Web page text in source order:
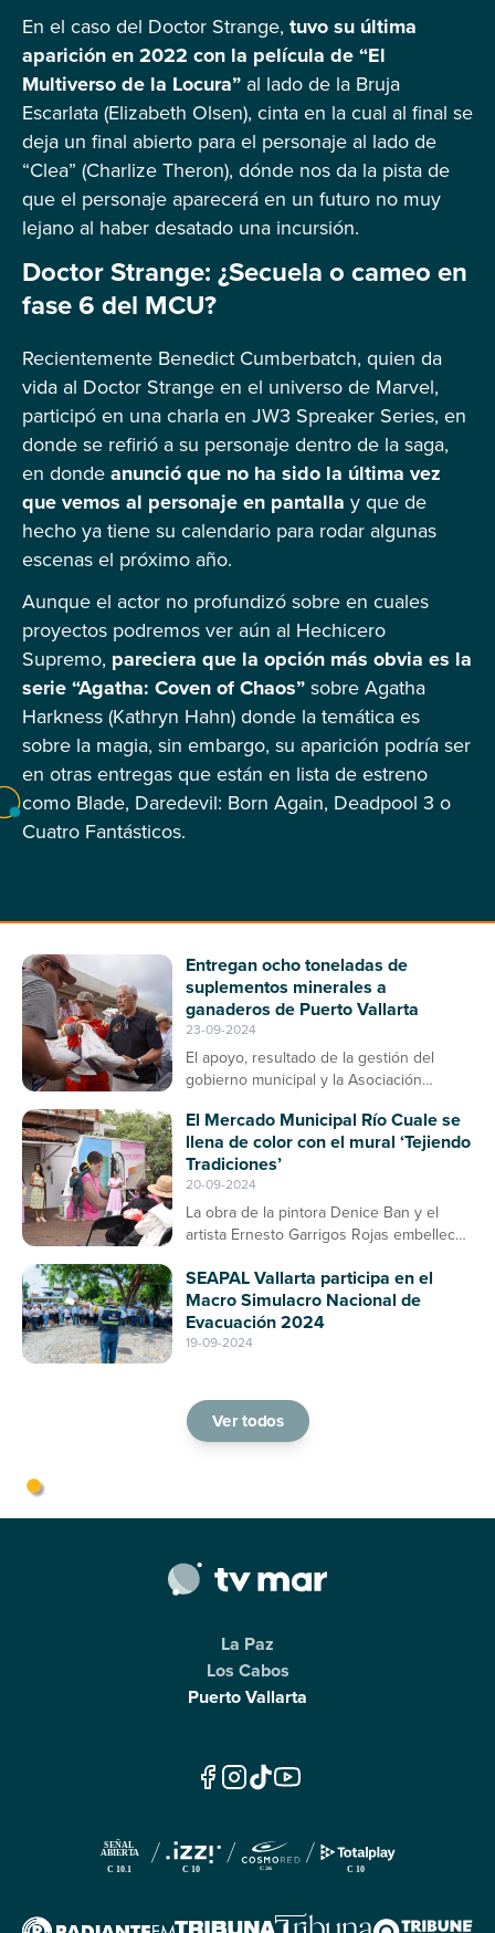
En el caso del Doctor Strange, tuvo su última
aparición en 2022 con la película de “El
Multiverso de la Locura” al lado de la Bruja
Escarlata (Elizabeth Olsen), cinta en la cual al final se
deja un final abierto para el personaje al lado de
“Clea” (Charlize Theron), dónde nos da la pista de
que el personaje aparecerá en un futuro no muy
lejano al haber desatado una incursión.
Doctor Strange: ¿Secuela o cameo en
fase 6 del MCU?
Recientemente Benedict Cumberbatch, quien da
vida al Doctor Strange en el universo de Marvel,
participó en una charla en JW3 Spreaker Series, en
donde se refirió a su personaje dentro de la saga,
en dondeanunció que no ha sido la última vez
que vemos al personaje en pantalla y que de
hecho ya tiene su calendario para rodar algunas
escenas el próximo año.
Aunque el actor no profundizó sobre en cuales
proyectos podremos ver aún al Hechicero
Supremo, pareciera que la opción más obvia es la
serie “Agatha: Coven of Chaos”sobre Agatha
Harkness (Kathryn Hahn) donde la temática es
sobre la magia, sin embargo, su aparición podría ser
en otras entregas que están en lista de estreno
como Blade, Daredevil: Born Again, Deadpool 3 o
Cuatro Fantásticos.
Entregan ocho toneladas de
suplementos minerales a
ganaderos de Puerto Vallarta
23-09-2024
El apoyo, resultado de la gestión del
gobierno municipal y la Asociación
enfermedades en el ganado bovino
El Mercado Municipal Río Cuale se
llena de color con el mural ‘Tejiendo
Tradiciones’
20-09-2024
La obra de la pintora Denice Ban y el
artista Ernesto Garrigos Rojas embellece
como un espacio de arte y cultura en
Puerto Vallarta
SEAPAL Vallarta participa en el
Macro Simulacro Nacional de
Evacuación 2024
19-09-2024
Ver todos
La Paz
Los Cabos
Puerto Vallarta